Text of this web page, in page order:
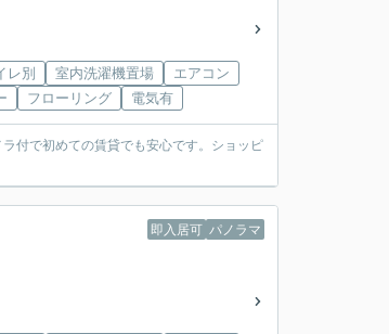
レ別 室内洗濯機置場
エアコン
フローリング 電気有
付で初めての賃貸でも安心です。ショッピ
即入居可 パノラマ